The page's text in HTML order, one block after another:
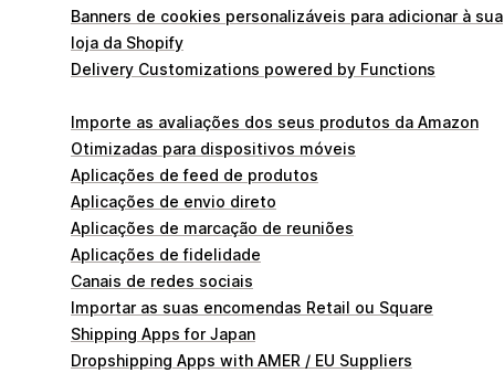
Banners de cookies personalizáveis para adicionar à sua
loja da Shopify
Delivery Customizations powered by Functions
Importe as avaliações dos seus produtos da Amazon
Otimizadas para dispositivos móveis
Aplicações de feed de produtos
Aplicações de envio direto
Aplicações de marcação de reuniões
Aplicações de fidelidade
Canais de redes sociais
Importar as suas encomendas Retail ou Square
Shipping Apps for Japan
Dropshipping Apps with AMER / EU Suppliers